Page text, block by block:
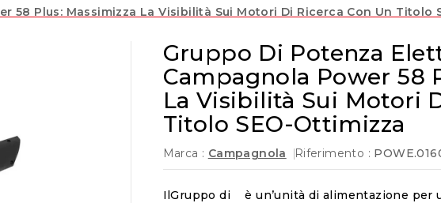
58 Plus: Massimizza La Visibilità Sui Motori Di Ricerca Con Un Titolo
Gruppo Di Potenza
Campagnola Power 58
La Visibilità Sui Motori
Titolo SEO-Ottimizza
Marca : Campagnola Riferimento :
IlGruppo di
è un’unità di alimentazione